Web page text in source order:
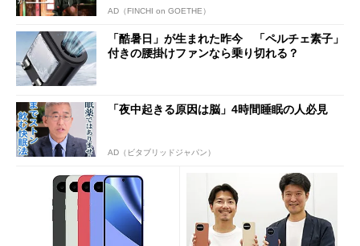
AD（FINCHI on GOETHE）
「酷暑日」が生まれた昨今 「ペルチェ素子」
付きの腰掛けファンなら乗り切れる？
「夜中起きる原因は脳」4時間睡眠の人必見
AD（ビタブリッドジャパン）